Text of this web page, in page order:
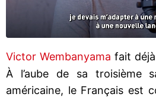
Victor Wembanyama fait déjà
À l’aube de sa troisième
américaine, le Français est